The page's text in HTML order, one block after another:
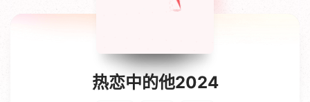
热恋中的他2024